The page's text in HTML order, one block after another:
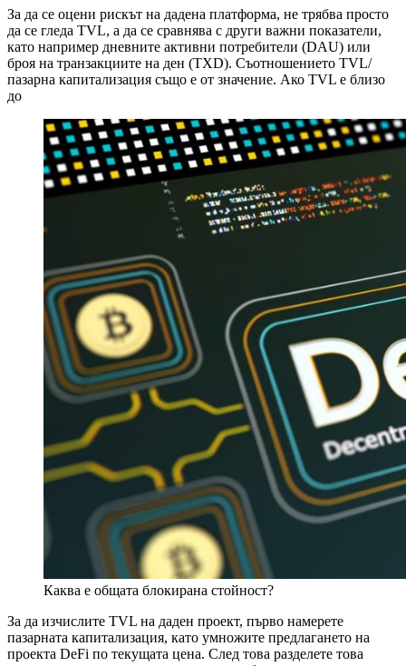
За да се оцени рискът на дадена платформа, не трябва просто
да се гледа TVL, а да се сравнява с други важни показатели,
като например дневните активни потребители (DAU) или
броя на транзакциите на ден (TXD). Съотношението TVL/
пазарна капитализация също е от значение. Ако TVL е близо
до
Каква е общата блокирана стойност?
За да изчислите TVL на даден проект, първо намерете
пазарната капитализация, като умножите предлагането на
проекта DeFi по текущата цена. След това разделете това